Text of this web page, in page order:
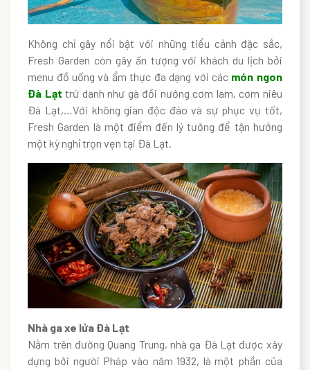
Không chỉ gây nổi bật với những tiểu cảnh đặc sắc,
Fresh Garden còn gây ấn tượng với khách du lịch bởi
menu đồ uống và ẩm thực đa dạng với các món ngon
Đà Lạt trứ danh như gà đồi nướng cơm lam, cơm niêu
Đà Lạt,…Với không gian độc đáo và sự phục vụ tốt,
Fresh Garden là một điểm đến lý tưởng để tận hưởng
một kỳ nghỉ trọn vẹn tại Đà Lạt.
Nhà ga xe lửa Đà Lạt
Nằm trên đường Quang Trung, nhà ga Đà Lạt được xây
dựng bởi người Pháp vào năm 1932, là một phần của